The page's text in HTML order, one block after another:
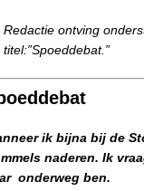
Redactie ontving
titel:”Spoeddebat.”
ik bijna bij de
naderen. Ik
onderweg ben.